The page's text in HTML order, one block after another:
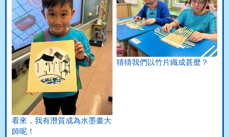
看來，我有潛質成為水墨畫大
師呢！
猜猜我們以竹片織成甚麼？